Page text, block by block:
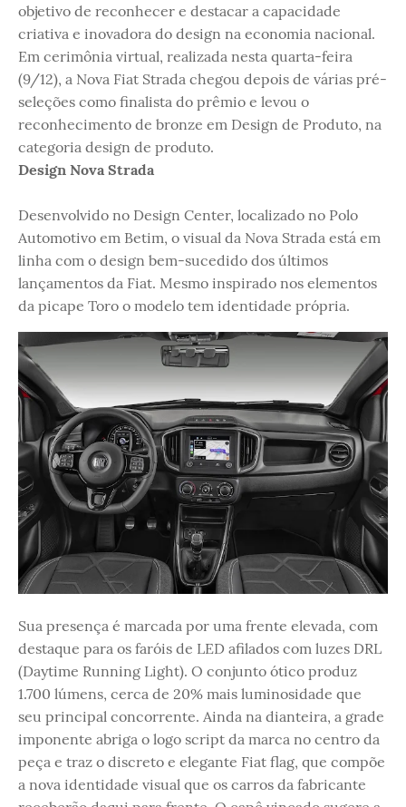
objetivo de reconhecer e destacar a capacidade
criativa e inovadora do design na economia nacional.
Em cerimônia virtual, realizada nesta quarta-feira
(9/12), a Nova Fiat Strada chegou depois de várias pré-
seleções como finalista do prêmio e levou o
reconhecimento de bronze em Design de Produto, na
categoria design de produto.
Design Nova Strada
Desenvolvido no Design Center, localizado no Polo
Automotivo em Betim, o visual da Nova Strada está em
linha com o design bem-sucedido dos últimos
lançamentos da Fiat. Mesmo inspirado nos elementos
da picape Toro o modelo tem identidade própria.
Sua presença é marcada por uma frente elevada, com
destaque para os faróis de LED afilados com luzes DRL
(Daytime Running Light). O conjunto ótico produz
1.700 lúmens, cerca de 20% mais luminosidade que
seu principal concorrente. Ainda na dianteira, a grade
imponente abriga o logo script da marca no centro da
peça e traz o discreto e elegante Fiat flag, que compõe
a nova identidade visual que os carros da fabricante